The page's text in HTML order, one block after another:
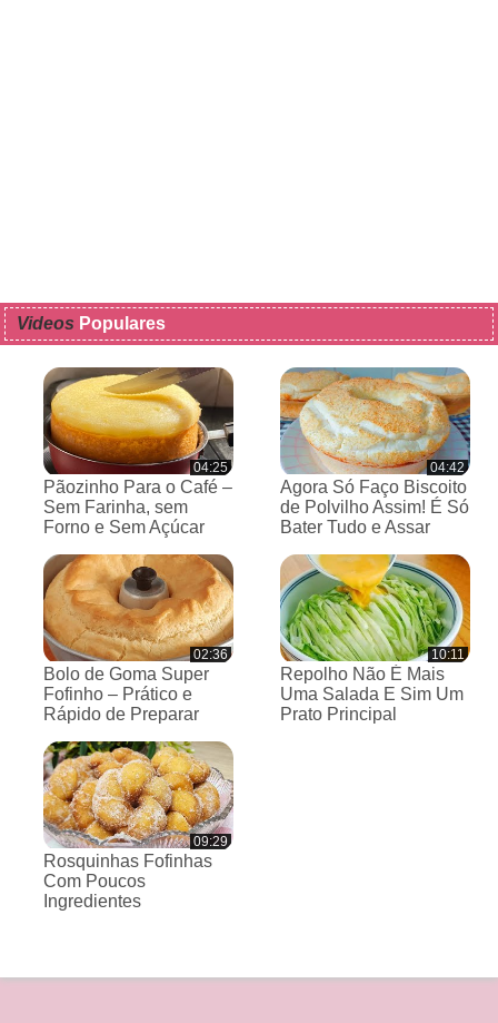
Videos Populares
04:25
Pãozinho Para o Café –
Sem Farinha, sem
Forno e Sem Açúcar
04:42
Agora Só Faço Biscoito
de Polvilho Assim! É Só
Bater Tudo e Assar
02:36
Bolo de Goma Super
Fofinho – Prático e
Rápido de Preparar
10:11
Repolho Não É Mais
Uma Salada E Sim Um
Prato Principal
09:29
Rosquinhas Fofinhas
Com Poucos
Ingredientes